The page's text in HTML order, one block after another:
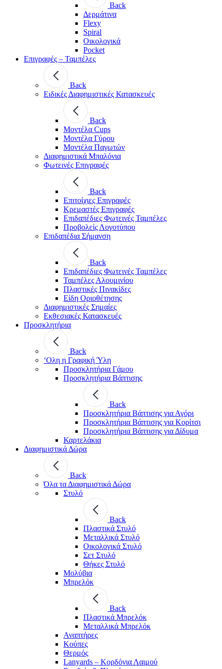
Back
Δερμάτινα
Flexy
Spiral
Οικολογικά
Pocket
Επιγραφές – Ταμπέλες
Back
Ειδικές Διαφημιστικές Κατασκευές
Back
Μοντέλα Cups
Μοντέλα Γύρου
Μοντέλα Παγωτών
Διαφημιστικά Μπαλόνια
Φωτεινές Επιγραφές
Back
Επιτοίχιες Επιγραφές
Κρεμαστές Επιγραφές
Επιδαπέδιες Φωτεινές Ταμπέλες
Προβολείς Λογοτύπου
Επιδαπέδια Σήμανση
Back
Επιδαπέδιες Φωτεινές Ταμπέλες
Ταμπέλες Αλουμινίου
Πλαστικές Πινακίδες
Είδη Οριοθέτησης
Διαφημιστικές Σημαίες
Εκθεσιακές Κατασκευές
Προσκλητήρια
Back
‘Ολη η Γραφική Ύλη
Προσκλητήρια Γάμου
Προσκλητήρια Βάπτισης
Back
Προσκλητήρια Βάπτισης για Αγόρι
Προσκλητήρια Βάπτισης για Κορίτσι
Προσκλητήρια Βάπτισης για Δίδυμα
Καρτελάκια
Διαφημιστικά Δώρα
Back
Όλα τα Διαφημιστικά Δώρα
Στυλό
Back
Πλαστικά Στυλό
Μεταλλικά Στυλό
Οικολογικά Στυλό
Σετ Στυλό
Θήκες Στυλό
Μολύβια
Μπρελόκ
Back
Πλαστικά Μπρελόκ
Μεταλλικά Μπρελόκ
Αναπτήρες
Κούπες
Θερμός
Lanyards – Kορδόνια Λαιμού